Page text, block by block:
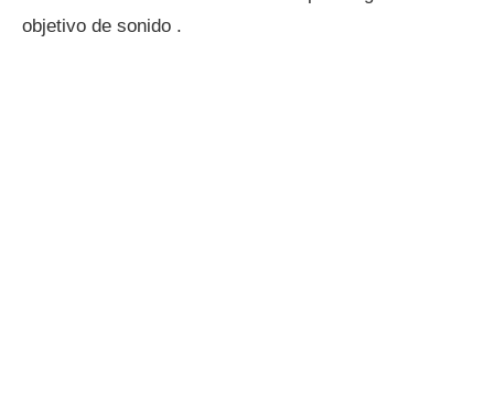
objetivo de sonido .